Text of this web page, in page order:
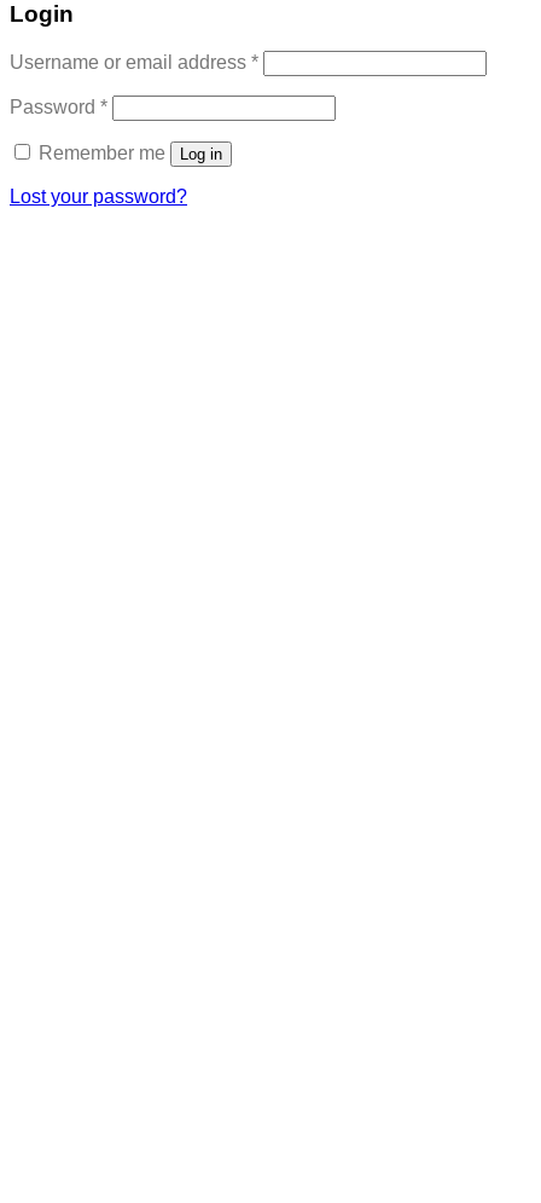
Login
Username or email address *Required
Password *Required
Remember me Log in
Lost your password?